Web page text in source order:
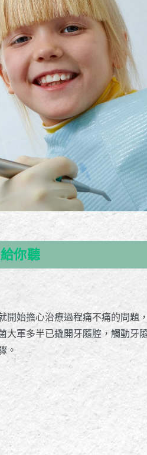
你聽
開始擔心治療過程痛不痛的問題
大軍多半已撬開牙隨腔，觸動牙
。